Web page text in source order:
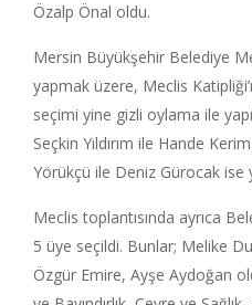
Özalp Önal oldu.
Mersin Büyükşehir Belediye
yapmak üzere, Meclis
seçimi yine gizli oylama ile
Seçkin Yıldırım ile Hande
Yörükçü ile Deniz Gürocak
Meclis toplantısında ayrıca
5 üye seçildi. Bunlar; Melike
Özgür Emire, Ayşe Aydoğan